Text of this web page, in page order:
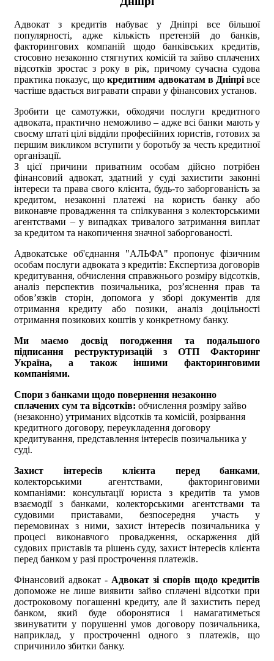
Адвокат з кредитів набуває у Дніпрі все більшої
популярності, адже кількість претензій до банків,
факторингових компаній щодо банківських кредитів,
стосовно незаконно стягнутих комісій та зайво сплачених
відсотків зростає з року в рік, причому сучасна судова
практика показує, щокредитним адвокатам в Дніпрівсе
частіше вдається вигравати справи у фінансових установ.
Зробити це самотужки, обходячи послуги кредитного
адвоката, практично неможливо – адже всі банки мають у
своєму штаті цілі відділи професійних юристів, готових за
першим викликом вступити у боротьбу за честь кредитної
організації.
З цієї причини приватним особам дійсно потрібен
фінансовий адвокат, здатний у суді захистити законні
інтереси та права свого клієнта, будь-то заборгованість за
кредитом, незаконні платежі на користь банку або
виконавче провадження та спілкування з колекторськими
агентствами – у випадках тривалого затримання виплат
за кредитом та накопичення значної заборгованості.
Адвокатське об'єднання "АЛЬФА" пропонує фізичним
особам послуги адвоката з кредитів: Експертиза договорів
кредитування, обчислення справжнього розміру відсотків,
аналіз перспектив позичальника, роз’яснення прав та
обов’язків сторін, допомога у зборі документів для
отримання кредиту або позики, аналіз доцільності
отримання позикових коштів у конкретному банку.
Ми маємо досвід погодження та подальшого
підписання реструктуризацій з ОТП Факторинг
Україна, а також іншими факторинговими
компаніями.
Спори з банками щодо повернення незаконно
сплачених сум та відсотків: обчислення розміру зайво
(незаконно) утриманих відсотків та комісій, розірвання
кредитного договору, переукладення договору
кредитування, представлення інтересів позичальника у
суді.
Захист інтересів клієнта перед банками,
колекторськими агентствами, факторинговими
компаніями: консультації юриста з кредитів та умов
взаємодії з банками, колекторськими агентствами та
судовими приставами, безпосередня участь у
перемовинах з ними, захист інтересів позичальника у
процесі виконавчого провадження, оскарження дій
судових приставів та рішень суду, захист інтересів клієнта
перед банком у разі прострочення платежів.
Фінансовий адвокат - Адвокат зі спорів щодо кредитів
допоможе не лише виявити зайво сплачені відсотки при
достроковому погашенні кредиту, але й захистить перед
банком, який буде оборонятися і намагатиметься
звинуватити у порушенні умов договору позичальника,
наприклад, у простроченні одного з платежів, що
спричинило збитки банку.